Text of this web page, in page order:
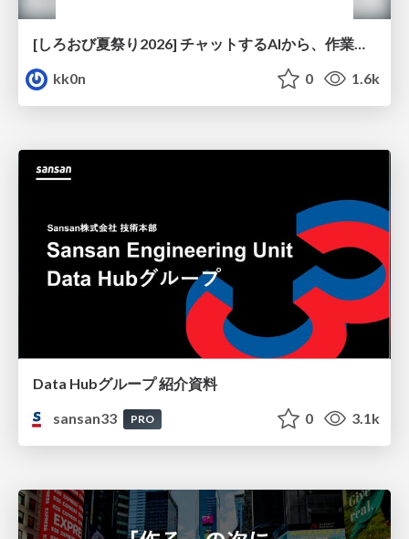
kk0n
0 1.6k
Data Hubグループ 紹介資料
sansan33
PRO 0 3.1k